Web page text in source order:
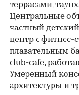
террасами,
Центральные
частный
центр c фитнес-
плавательным
club-cafe,
Умеренный
архитектуры и